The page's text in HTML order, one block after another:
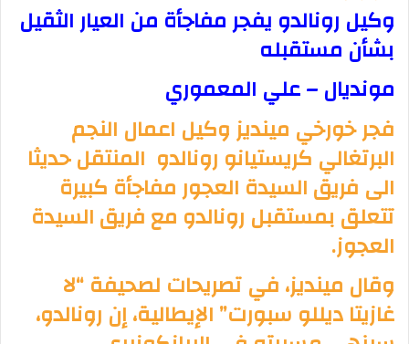
وكيل رونالدو يفجر مفاجأة من العيار الثقيل
بشأن مستقبله
مونديال – علي المعموري
فجر خورخي مينديز وكيل اعمال النجم
البرتغالي كريستيانو رونالدو المنتقل حديثا
الى فريق السيدة العجور مفاجأة كبيرة
تتعلق بمستقبل رونالدو مع فريق السيدة
العجوز.
وقال مينديز، في تصريحات لصحيفة “لا
غازيتا ديللو سبورت” الإيطالية، إن رونالدو،